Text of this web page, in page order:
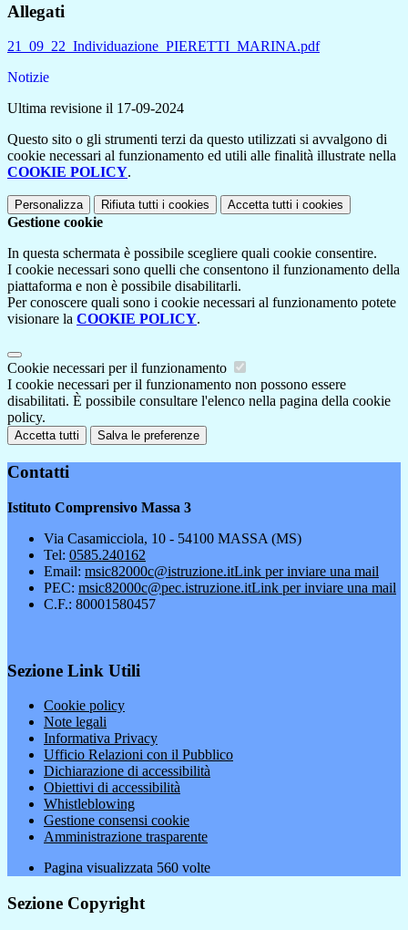
Allegati
21_09_22_Individuazione_PIERETTI_MARINA.pdf
Notizie
Ultima revisione il 17-09-2024
Questo sito o gli strumenti terzi da questo utilizzati si avvalgono di
cookie necessari al funzionamento ed utili alle finalità illustrate nella
COOKIE POLICY.
Personalizza Rifiuta tutti i cookies Accetta tutti i cookies
Gestione cookie
In questa schermata è possibile scegliere quali cookie consentire.
I cookie necessari sono quelli che consentono il funzionamento della
piattaforma e non è possibile disabilitarli.
Per conoscere quali sono i cookie necessari al funzionamento potete
visionare la COOKIE POLICY.
Cookie necessari per il funzionamento
I cookie necessari per il funzionamento non possono essere
disabilitati. È possibile consultare l'elenco nella pagina della cookie
policy.
Accetta tutti Salva le preferenze
Contatti
Istituto Comprensivo Massa 3
Via Casamicciola, 10 - 54100 MASSA (MS)
Tel: 0585.240162
Email: msic82000c@istruzione.itLink per inviare una mail
PEC: msic82000c@pec.istruzione.itLink per inviare una mail
C.F.: 80001580457
Sezione Link Utili
Cookie policy
Note legali
Informativa Privacy
Ufficio Relazioni con il Pubblico
Dichiarazione di accessibilità
Obiettivi di accessibilità
Whistleblowing
Gestione consensi cookie
Amministrazione trasparente
Pagina visualizzata 560 volte
Sezione Copyright